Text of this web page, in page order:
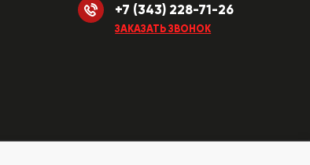
+7 (343) 228-71-26
ЗАКАЗАТЬ ЗВОНОК